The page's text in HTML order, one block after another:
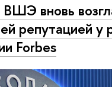
вновь
репутацией у
Forbes